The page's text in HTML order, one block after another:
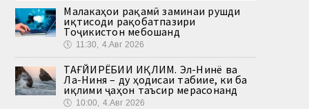
Малакаҳои рақамӣ заминаи рушди
иқтисоди рақобатпазири
Тоҷикистон мебошанд
🕔 11:30, 4.Авг 2026
ТАҒЙИРЁБИИ ИҚЛИМ. Эл-Нинё ва
Ла-Ниня – ду ҳодисаи табиие, ки ба
иқлими ҷаҳон таъсир мерасонанд
🕔 10:00, 4.Авг 2026